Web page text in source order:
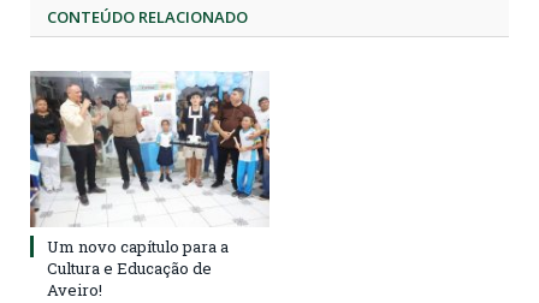
CONTEÚDO RELACIONADO
Um novo capítulo para a
Cultura e Educação de
Aveiro!